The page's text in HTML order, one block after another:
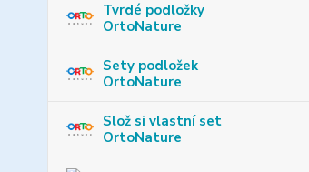
Tvrdé podložky
OrtoNature
Sety podložek
OrtoNature
Slož si vlastní set
OrtoNature